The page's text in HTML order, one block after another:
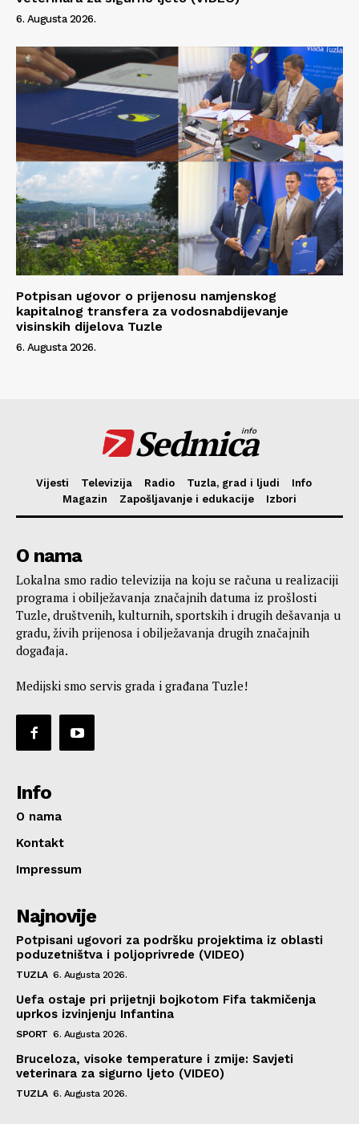
6. Augusta 2026.
Potpisan ugovor o prijenosu namjenskog
kapitalnog transfera za vodosnabdijevanje
visinskih dijelova Tuzle
6. Augusta 2026.
Sedmica
info
Vijesti Televizija Radio Tuzla, grad i ljudi
Info
Magazin
Zapošljavanje i edukacije Izbori
O nama
Lokalna smo radio televizija na koju se računa u realizaciji
programa i obilježavanja značajnih datuma iz prošlosti
Tuzle, društvenih, kulturnih, sportskih i drugih dešavanja u
gradu, živih prijenosa i obilježavanja drugih značajnih
događaja.
Medijski smo servis grada i građana Tuzle!
Info
O nama
Kontakt
Impressum
Najnovije
Potpisani ugovori za podršku projektima iz oblasti
poduzetništva i poljoprivrede (VIDEO)
TUZLA 6. Augusta 2026.
Uefa ostaje pri prijetnji bojkotom Fifa takmičenja
uprkos izvinjenju Infantina
SPORT 6. Augusta 2026.
Bruceloza, visoke temperature i zmije: Savjeti
veterinara za sigurno ljeto (VIDEO)
TUZLA 6. Augusta 2026.